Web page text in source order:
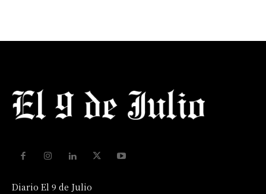
Diario El 9 de Julio